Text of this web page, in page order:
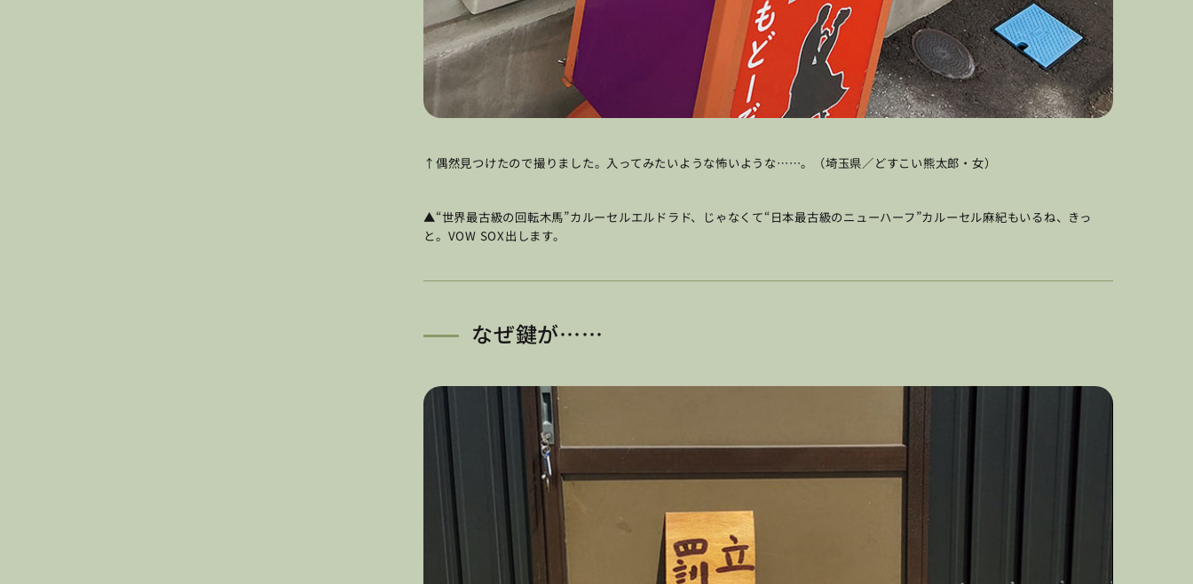
↑偶然見つけたので撮りました。入ってみたいような怖いような……。（埼玉県／どすこい熊太郎・女）
▲“世界最古級の回転木馬”カルーセルエルドラド、じゃなくて“日本最古級のニューハーフ”カルーセル麻紀もいるね、きっ
と。VOW SOX出します。
なぜ鍵が……